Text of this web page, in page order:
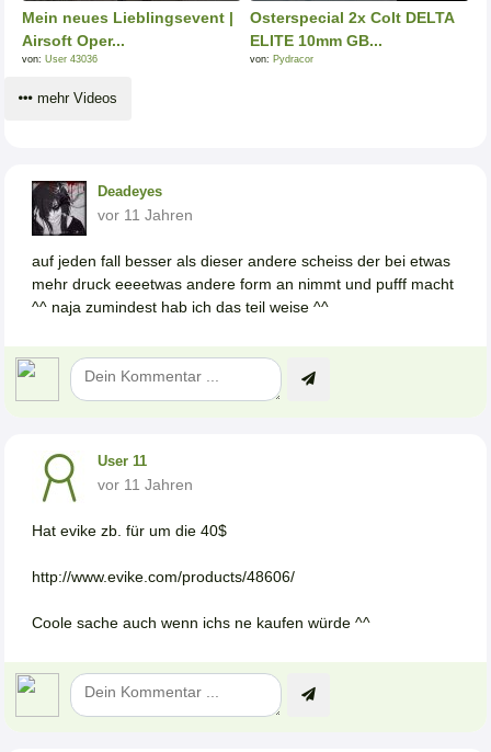
Mein neues Lieblingsevent |
Airsoft Oper...
von: User 43036
Osterspecial 2x Colt DELTA
ELITE 10mm GB...
von: Pydracor
mehr Videos
Deadeyes
vor 11 Jahren
auf jeden fall besser als dieser andere scheiss der bei etwas
mehr druck eeeetwas andere form an nimmt und pufff macht
^^ naja zumindest hab ich das teil weise ^^
User 11
vor 11 Jahren
Hat evike zb. für um die 40$
http://www.evike.com/products/48606/
Coole sache auch wenn ichs ne kaufen würde ^^